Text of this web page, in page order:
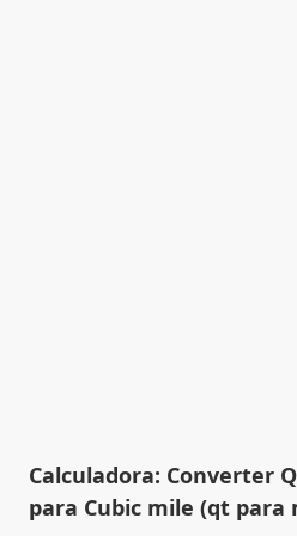
Calculadora: Converter
para Cubic mile (qt para